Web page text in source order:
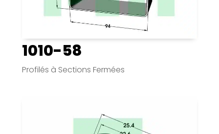
1010-58
Profilés à Sections Fermées